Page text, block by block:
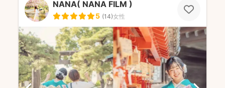
NANA( NANA FILM )
5 (14)女性